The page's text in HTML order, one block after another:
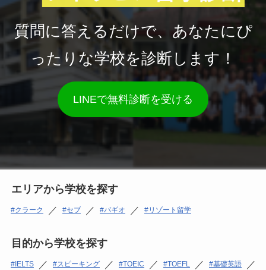
質問に答えるだけで、あなたにぴ
ったりな学校を診断します！
LINEで無料診断を受ける
エリアから学校を探す
クラーク ／ セブ ／ バギオ ／ リゾート留学
目的から学校を探す
IELTS ／ スピーキング ／ TOEIC ／ TOEFL ／ 基礎英語 ／